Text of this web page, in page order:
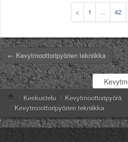
< 1 ... 42
← Kevytmoottoripyörien tekniikka
/ Keskustelu / Kevytmoottoripyörä
/ Kevytmoottoripyörien tekniikka